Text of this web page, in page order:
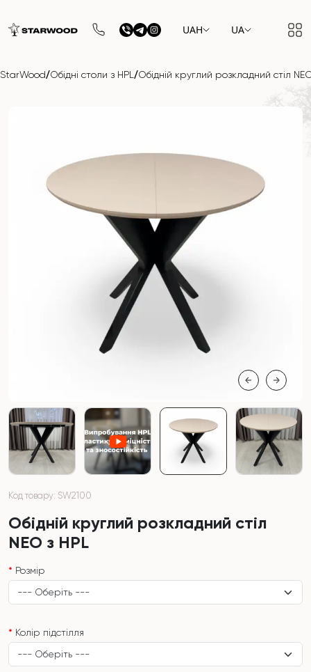
UAH UA
StarWood/Обідні столи з HPL /Обідній круглий розкладний стіл
Код товару: SW2100
Обідній круглий розкладний стіл
NEO з HPL
Розмір
Колір підстілля